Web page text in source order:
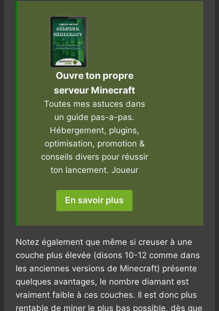
Ouvre ton propre
serveur Minecraft
Toutes mes astuces dans
un guide pas-a-pas.
Hébergement, plugins,
optimisation, promotion &
conseils divers pour réussir
ton lancement. Joueur
En savoir plus
Notez également que même si creuser à une
couche plus élevée (disons 10-12 comme dans
les anciennes versions de Minecraft) présente
quelques avantages, le nombre diamant est
vraiment faible à ces couches. Il est donc plus
rentable de miner le plus bas possible, dès que